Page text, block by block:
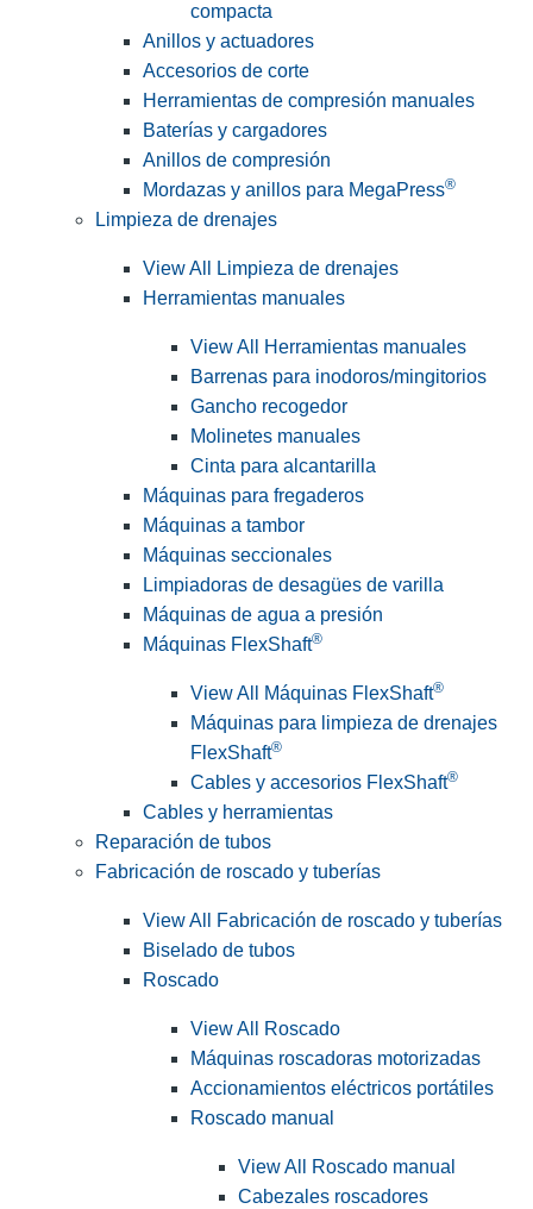
compacta
Anillos y actuadores
Accesorios de corte
Herramientas de compresión manuales
Baterías y cargadores
Anillos de compresión
Mordazas y anillos para MegaPress®
Limpieza de drenajes
View All Limpieza de drenajes
Herramientas manuales
View All Herramientas manuales
Barrenas para inodoros/mingitorios
Gancho recogedor
Molinetes manuales
Cinta para alcantarilla
Máquinas para fregaderos
Máquinas a tambor
Máquinas seccionales
Limpiadoras de desagües de varilla
Máquinas de agua a presión
Máquinas FlexShaft®
View All Máquinas FlexShaft®
Máquinas para limpieza de drenajes
FlexShaft®
Cables y accesorios FlexShaft®
Cables y herramientas
Reparación de tubos
Fabricación de roscado y tuberías
View All Fabricación de roscado y tuberías
Biselado de tubos
Roscado
View All Roscado
Máquinas roscadoras motorizadas
Accionamientos eléctricos portátiles
Roscado manual
View All Roscado manual
Cabezales roscadores